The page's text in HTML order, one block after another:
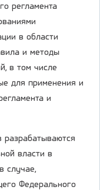
регламента
в области
и методы
в том числе
для применения и
и
разрабатываются
власти в
случае,
Федерального